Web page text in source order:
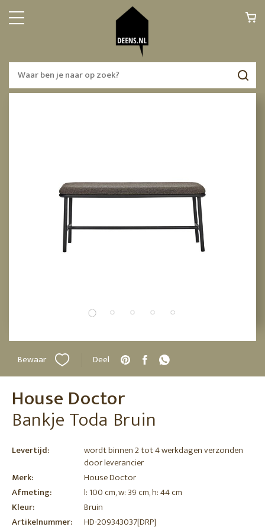
Bewaar Deel
House Doctor
Bankje Toda Bruin
Levertijd:
wordt binnen 2 tot 4 werkdagen verzonden
door leverancier
Merk:
House Doctor
Afmeting:
l: 100 cm, w: 39 cm, h: 44 cm
Kleur:
Bruin
Artikelnummer:
HD-209343037[DRP]